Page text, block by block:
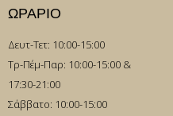
ΩΡΑΡΙΟ
Δευτ-Τετ: 10:00-15:00
Τρ-Πέμ-Παρ: 10:00-15:00 &
17:30-21:00
Σάββατο: 10:00-15:00